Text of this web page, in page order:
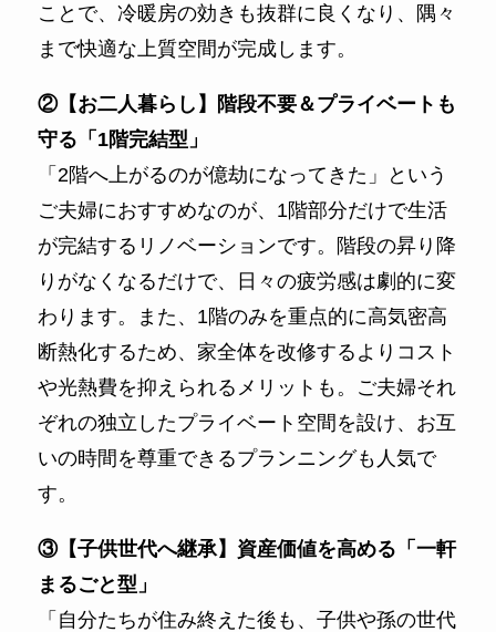
ことで、冷暖房の効きも抜群に良くなり、隅々
まで快適な上質空間が完成します。
②【お二人暮らし】階段不要＆プライベートも
守る「1階完結型」
「2階へ上がるのが億劫になってきた」という
ご夫婦におすすめなのが、1階部分だけで生活
が完結するリノベーションです。階段の昇り降
りがなくなるだけで、日々の疲労感は劇的に変
わります。また、1階のみを重点的に高気密高
断熱化するため、家全体を改修するよりコスト
や光熱費を抑えられるメリットも。ご夫婦それ
ぞれの独立したプライベート空間を設け、お互
いの時間を尊重できるプランニングも人気で
す。
③【子供世代へ継承】資産価値を高める「一軒
まるごと型」
「自分たちが住み終えた後も、子供や孫の世代